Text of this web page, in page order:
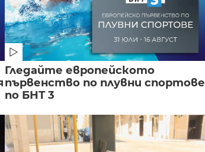
Гледайте европейското
първенство по плувни спортове
по БНТ 3